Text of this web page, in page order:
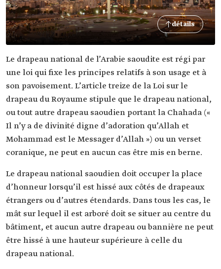
détails
Le drapeau national de l’Arabie saoudite est régi par
une loi qui fixe les principes relatifs à son usage et à
son pavoisement. L’article treize de la Loi sur le
drapeau du Royaume stipule que le drapeau national,
ou tout autre drapeau saoudien portant la Chahada («
Il n’y a de divinité digne d’adoration qu’Allah et
Mohammad est le Messager d’Allah ») ou un verset
coranique, ne peut en aucun cas être mis en berne.
Le drapeau national saoudien doit occuper la place
d’honneur lorsqu’il est hissé aux côtés de drapeaux
étrangers ou d’autres étendards. Dans tous les cas, le
mât sur lequel il est arboré doit se situer au centre du
bâtiment, et aucun autre drapeau ou bannière ne peut
être hissé à une hauteur supérieure à celle du
drapeau national.